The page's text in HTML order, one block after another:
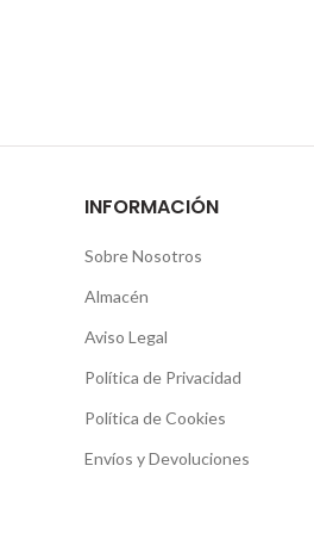
INFORMACIÓN
Sobre Nosotros
Almacén
Aviso Legal
Política de Privacidad
Política de Cookies
Envíos y Devoluciones